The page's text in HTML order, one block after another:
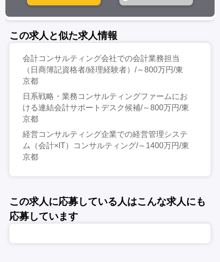
この求人と似た求人情報
会計コンサルティング会社での会計業務担当
（日商簿記資格者/経理経験者）/～800万円/東
京都
日系戦略・業務コンサルティングファームにお
ける連結会計サポートデスク候補/～800万円/東
京都
経営コンサルティング企業での経営管理システ
ム（会計×IT）コンサルティング/～1400万円/東
京都
この求人に応募している人はこんな求人にも
応募しています